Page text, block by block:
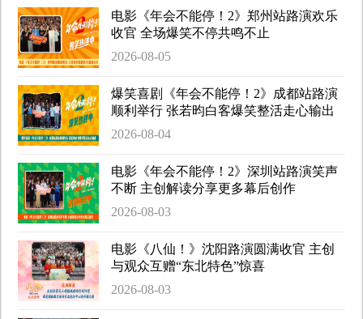
电影《年会不能停！2》郑州站路演欢乐
收官 全场爆笑不停共鸣不止
2026-08-05
爆笑喜剧《年会不能停！2》成都站路演
顺利举行 张若昀白客爆笑整活走心输出
2026-08-04
电影《年会不能停！2》深圳站路演笑声
不断 主创解读分享更多幕后创作
2026-08-03
电影《八仙！》沈阳路演圆满收官 主创
与观众互赠“东北特色”惊喜
2026-08-03